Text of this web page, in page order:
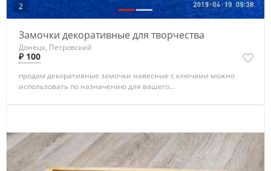
2
Замочки декоративные для творчества
Донецк, Петровский
₽ 100
продам декоративные замочки навесные с ключами можно
использовать по назначению для вашего...